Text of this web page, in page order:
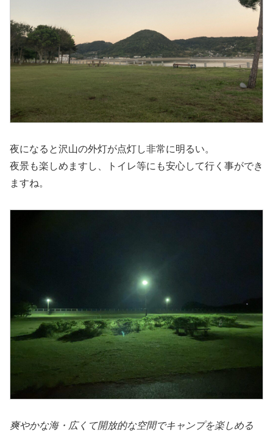
夜になると沢山の外灯が点灯し非常に明るい。
夜景も楽しめますし、トイレ等にも安心して行く事ができ
ますね。
爽やかな海・広くて開放的な空間でキャンプを楽しめる